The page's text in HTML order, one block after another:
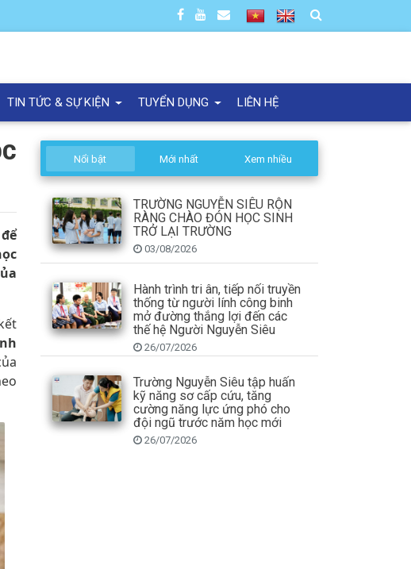
TIN TỨC & SỰ KIỆN TUYỂN DỤNG LIÊN HỆ
Nổi bật Mới nhất Xem nhiều
TRƯỜNG NGUYỄN SIÊU RỘN
RÀNG CHÀO ĐÓN HỌC SINH
TRỞ LẠI TRƯỜNG
03/08/2026
Hành trình tri ân, tiếp nối truyền
thống từ người lính công binh
mở đường thắng lợi đến các
thế hệ Người Nguyễn Siêu
26/07/2026
Trường Nguyễn Siêu tập huấn
kỹ năng sơ cấp cứu, tăng
cường năng lực ứng phó cho
đội ngũ trước năm học mới
26/07/2026